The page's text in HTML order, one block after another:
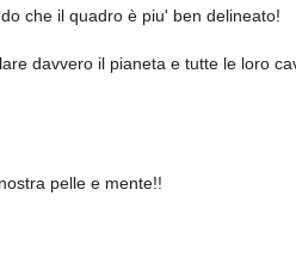
che il quadro è piu' ben delineato!
davvero il pianeta e tutte le loro
pelle e mente!!